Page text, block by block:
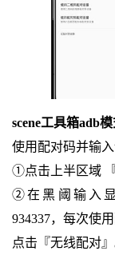
scene工具箱adb
使用配对码并输
①点击上半区域
②在黑阈输入
934337，每次使
点击『无线配对』